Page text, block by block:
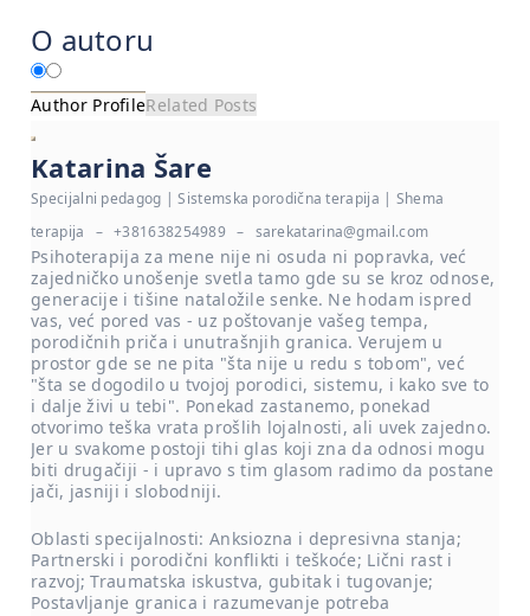
O autoru
Author ProfileRelated Posts
Katarina Šare
Specijalni pedagog | Sistemska porodična terapija | Shema
terapija
– +381638254989 – sarekatarina@gmail.com
Psihoterapija za mene nije ni osuda ni popravka, već
zajedničko unošenje svetla tamo gde su se kroz odnose,
generacije i tišine nataložile senke. Ne hodam ispred
vas, već pored vas - uz poštovanje vašeg tempa,
porodičnih priča i unutrašnjih granica. Verujem u
prostor gde se ne pita "šta nije u redu s tobom", već
"šta se dogodilo u tvojoj porodici, sistemu, i kako sve to
i dalje živi u tebi". Ponekad zastanemo, ponekad
otvorimo teška vrata prošlih lojalnosti, ali uvek zajedno.
Jer u svakome postoji tihi glas koji zna da odnosi mogu
biti drugačiji - i upravo s tim glasom radimo da postane
jači, jasniji i slobodniji.
Oblasti specijalnosti: Anksiozna i depresivna stanja;
Partnerski i porodični konflikti i teškoće; Lični rast i
razvoj; Traumatska iskustva, gubitak i tugovanje;
Postavljanje granica i razumevanje potreba